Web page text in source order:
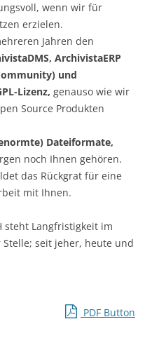
wenn wir für
erzielen.
Jahren den
ArchivistaERP
und
Lizenz, genauso wie wir
Source Produkten
Dateiformate,
noch Ihnen gehören.
das Rückgrat für eine
mit Ihnen.
steht Langfristigkeit im
seit jeher, heute und
PDF Button